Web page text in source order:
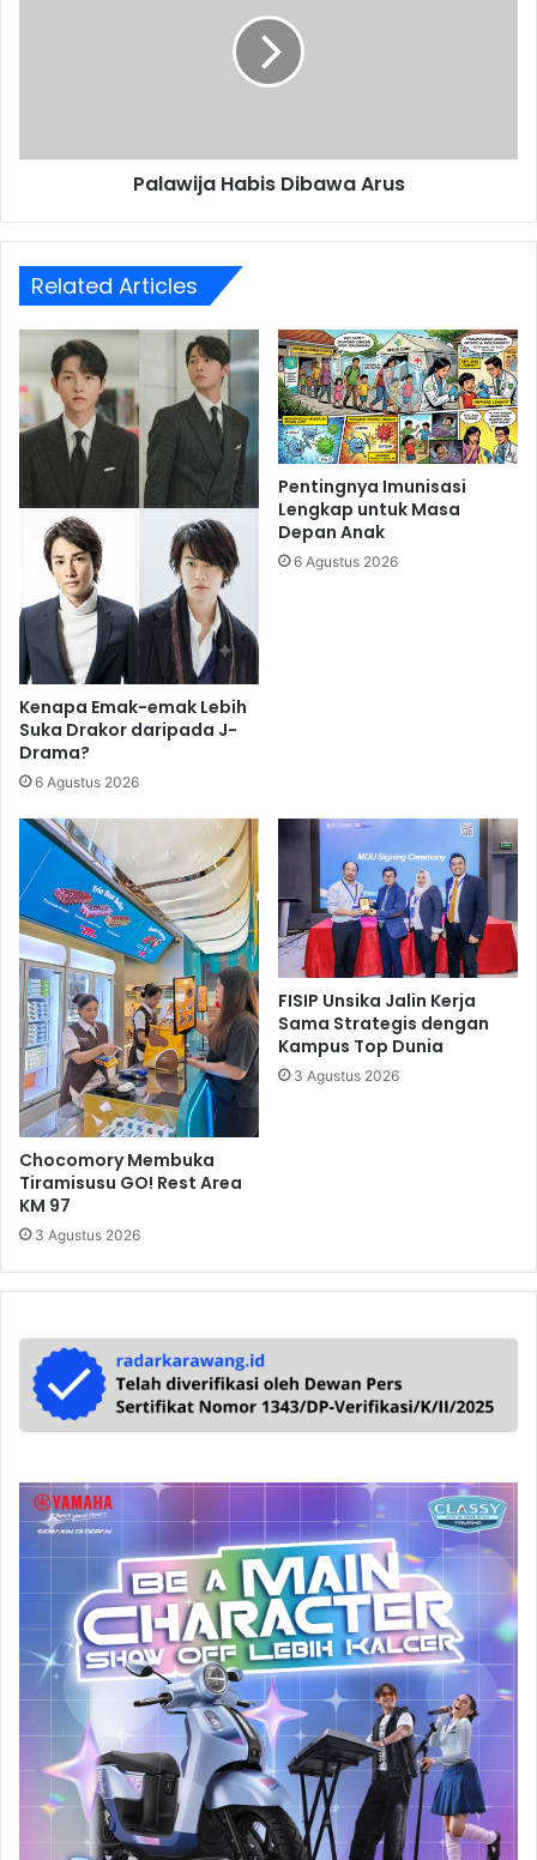
Palawija Habis Dibawa Arus
Related Articles
Kenapa Emak-emak Lebih
Suka Drakor daripada J-
Drama?
6 Agustus 2026
Pentingnya Imunisasi
Lengkap untuk Masa
Depan Anak
6 Agustus 2026
Chocomory Membuka
Tiramisusu GO! Rest Area
KM 97
3 Agustus 2026
FISIP Unsika Jalin Kerja
Sama Strategis dengan
Kampus Top Dunia
3 Agustus 2026